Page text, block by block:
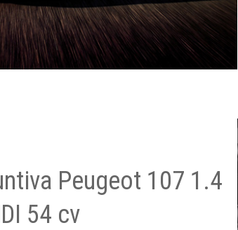
Peugeot 107 1.4
54 cv